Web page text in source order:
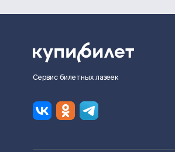
Сервис билетных лазеек